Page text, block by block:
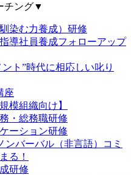
チング▼
染む力養成）研修
導社員養成フォローアップ
ト”時代に相応しい叱り
座
模組織向け】
・総務職研修
ーション研修
ンバーバル（非言語）コミ
る！
研修